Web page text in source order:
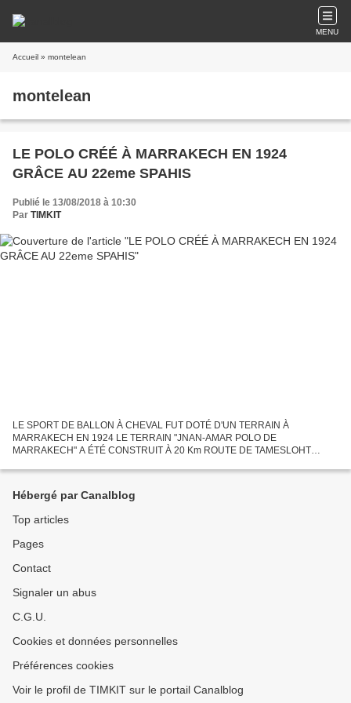
MENU
Accueil » montelean
montelean
LE POLO CRÉÉ À MARRAKECH EN 1924
GRÂCE AU 22eme SPAHIS
Publié le 13/08/2018 à 10:30
Par TIMKIT
LE SPORT DE BALLON À CHEVAL FUT DOTÉ D'UN TERRAIN À
MARRAKECH EN 1924 LE TERRAIN "JNAN-AMAR POLO DE
MARRAKECH" A ÉTÉ CONSTRUIT À 20 Km ROUTE DE TAMESLOHT
de 99 ans, installé à Marrakech...
Hébergé par Canalblog
Top articles
Pages
Contact
Signaler un abus
C.G.U.
Cookies et données personnelles
Préférences cookies
Voir le profil de TIMKIT sur le portail Canalblog